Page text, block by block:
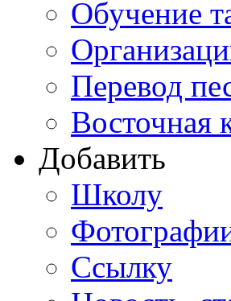
Обучение
Перевод
Восточная
Добавить
Школу
Ссылку